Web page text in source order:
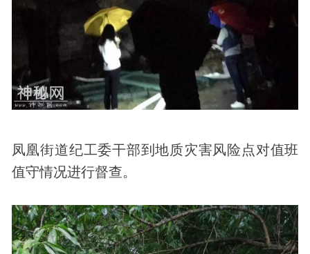
凤凰街道纪工委干部到地质灾害风险点对值班
值守情况进行督查。